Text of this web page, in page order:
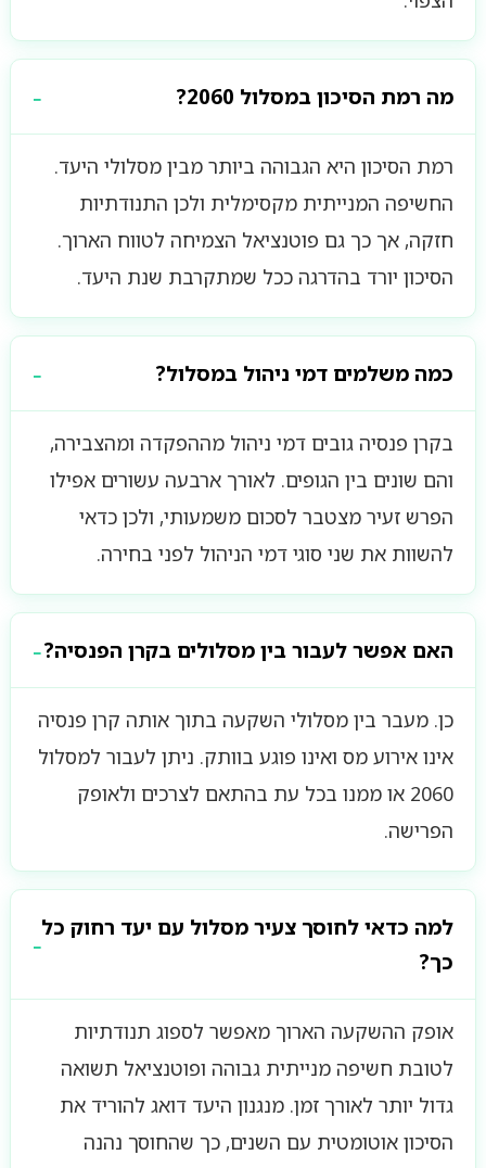
מה רמת הסיכון במסלול 2060?
רמת הסיכון היא הגבוהה ביותר מבין מסלולי היעד.
החשיפה המנייתית מקסימלית ולכן התנודתיות
חזקה, אך כך גם פוטנציאל הצמיחה לטווח הארוך.
הסיכון יורד בהדרגה ככל שמתקרבת שנת היעד.
כמה משלמים דמי ניהול במסלול?
בקרן פנסיה גובים דמי ניהול מההפקדה ומהצבירה,
והם שונים בין הגופים. לאורך ארבעה עשורים אפילו
הפרש זעיר מצטבר לסכום משמעותי, ולכן כדאי
להשוות את שני סוגי דמי הניהול לפני בחירה.
האם אפשר לעבור בין מסלולים בקרן הפנסיה?
כן. מעבר בין מסלולי השקעה בתוך אותה קרן פנסיה
אינו אירוע מס ואינו פוגע בוותק. ניתן לעבור למסלול
2060 או ממנו בכל עת בהתאם לצרכים ולאופק
הפרישה.
למה כדאי לחוסך צעיר מסלול עם יעד רחוק כל
כך?
אופק ההשקעה הארוך מאפשר לספוג תנודתיות
לטובת חשיפה מנייתית גבוהה ופוטנציאל תשואה
גדול יותר לאורך זמן. מנגנון היעד דואג להוריד את
הסיכון אוטומטית עם השנים, כך שהחוסך נהנה